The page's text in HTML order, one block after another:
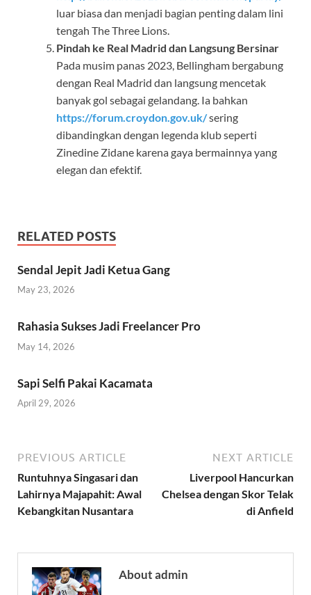
luar biasa dan menjadi bagian penting dalam lini
tengah The Three Lions.
Pindah ke Real Madrid dan Langsung Bersinar
Pada musim panas 2023, Bellingham bergabung
dengan Real Madrid dan langsung mencetak
banyak gol sebagai gelandang. Ia bahkan
https://forum.croydon.gov.uk/sering
dibandingkan dengan legenda klub seperti
Zinedine Zidane karena gaya bermainnya yang
elegan dan efektif.
RELATED POSTS
Sendal Jepit Jadi Ketua Gang
May 23, 2026
Rahasia Sukses Jadi Freelancer Pro
May 14, 2026
Sapi Selfi Pakai Kacamata
April 29, 2026
PREVIOUS ARTICLE
Runtuhnya Singasari dan
Lahirnya Majapahit: Awal
Kebangkitan Nusantara
NEXT ARTICLE
Liverpool Hancurkan
Chelsea dengan Skor Telak
di Anfield
About admin